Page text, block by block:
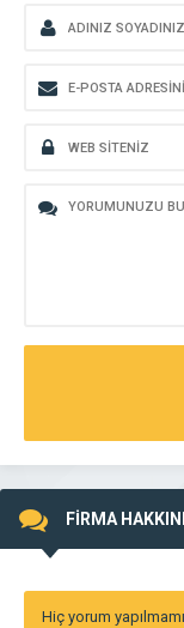
FİRMA
Hiç yorum